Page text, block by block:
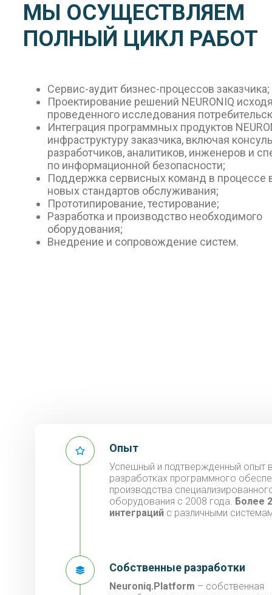
МЫ ОСУЩЕСТВЛЯЕМ
ПОЛНЫЙ ЦИКЛ РАБОТ
Сервис-аудит бизнес-процессов заказчика;
Проектирование решений NEURONIQ
проведенного исследования
Интеграция программных продуктов
инфраструктуру заказчика, включая
разработчиков, аналитиков, инженеров и
по информационной безопасности;
Поддержка сервисных команд в процессе
новых стандартов обслуживания;
Прототипирование, тестирование;
Разработка и производство необходимого
оборудования;
Внедрение и сопровождение систем.
Опыт
Успешный и подтвержденный опыт в
разработках программного
производства
оборудования с 2008 года. Более
интеграций с различными
Собственные разработки
Neuroniq.Platform – собственная